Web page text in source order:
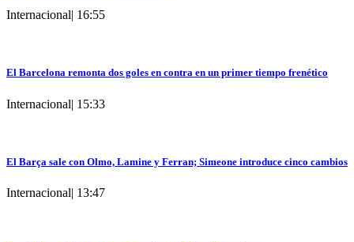
Internacional| 16:55
El Barcelona remonta dos goles en contra en un primer tiempo frenético
Internacional| 15:33
El Barça sale con Olmo, Lamine y Ferran; Simeone introduce cinco cambios
Internacional| 13:47